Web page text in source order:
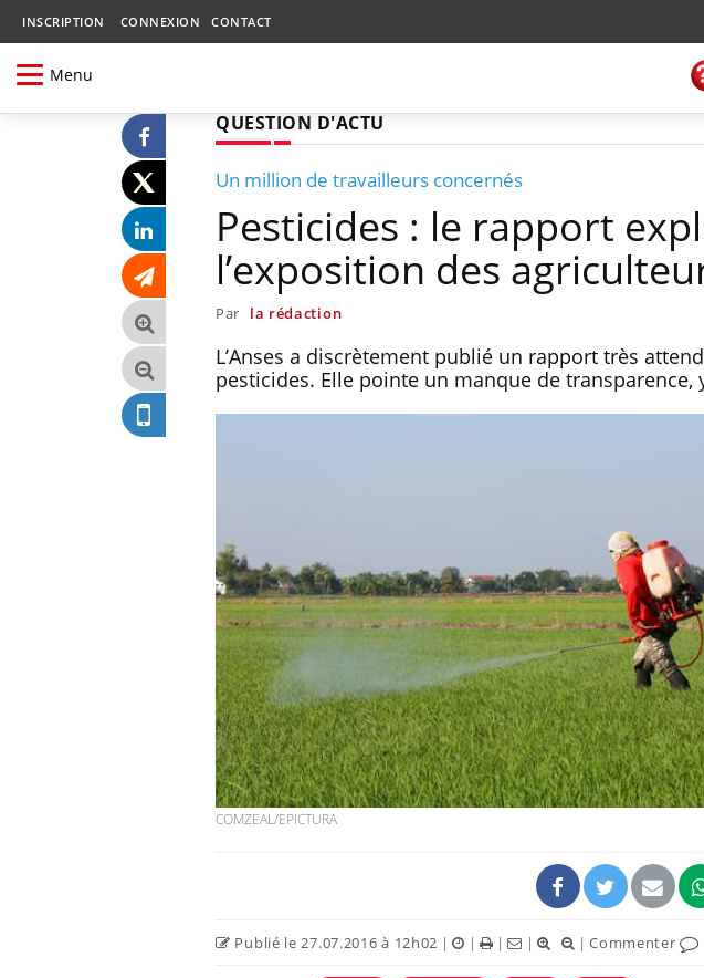
INSCRIPTION CONNEXION CONTACT
Menu
QUESTION D'ACTU
Un million de travailleurs concernés
Pesticides : le rapport
l’exposition des
Par la rédaction
L’Anses a discrètement publié un rapport très
pesticides. Elle pointe un manque de transparence,
COMZEAL/EPICTURA
Publié le 27.07.2016 à 12h02 | | | | |Commenter